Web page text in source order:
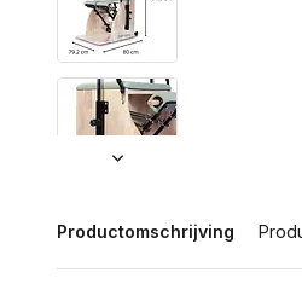
Productomschrijving